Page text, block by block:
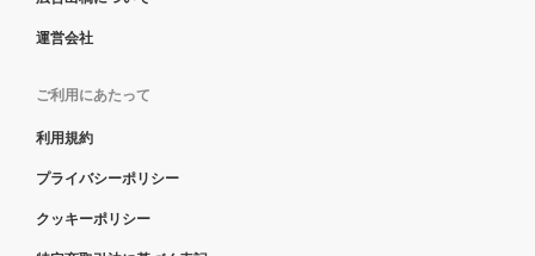
運営会社
ご利用にあたって
利用規約
プライバシーポリシー
クッキーポリシー